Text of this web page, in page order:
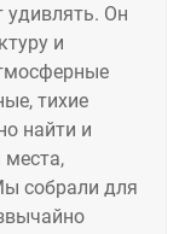
удивлять. Он
и
тихие
найти и
места,
собрали для